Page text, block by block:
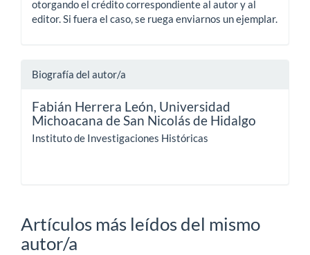
otorgando el crédito correspondiente al autor y al
editor. Si fuera el caso, se ruega enviarnos un ejemplar.
Biografía del autor/a
Fabián Herrera León, Universidad
Michoacana de San Nicolás de Hidalgo
Instituto de Investigaciones Históricas
Artículos más leídos del mismo
autor/a